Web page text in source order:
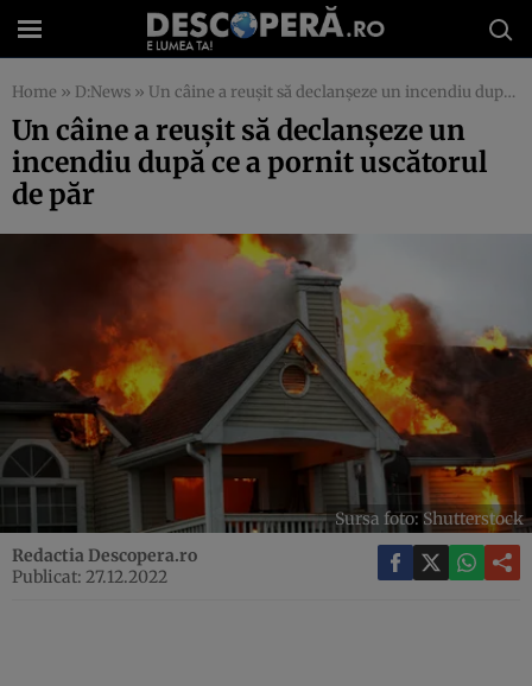
Home » D:News » Un câine a reușit să declanșeze un incendiu după ce a pornit uscătorul de păr
Un câine a reușit să declanșeze un
incendiu după ce a pornit uscătorul
de păr
Sursa foto: Shutterstock
Redactia Descopera.ro
Publicat: 27.12.2022